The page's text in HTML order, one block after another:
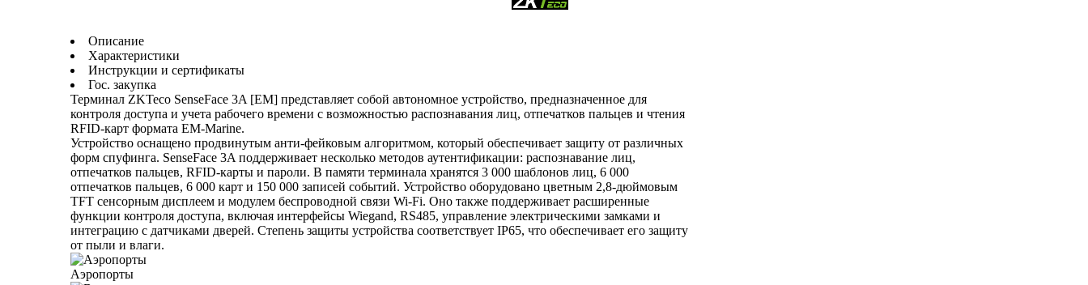
Описание
Характеристики
Инструкции и сертификаты
Гос. закупка
Терминал ZKTeco SenseFace 3A [EM] представляет собой автономное устройство, предназначенное для
контроля доступа и учета рабочего времени с возможностью распознавания лиц, отпечатков пальцев и чтения
RFID-карт формата EM-Marine.
Устройство оснащено продвинутым анти-фейковым алгоритмом, который обеспечивает защиту от различных
форм спуфинга. SenseFace 3A поддерживает несколько методов аутентификации: распознавание лиц,
отпечатков пальцев, RFID-карты и пароли. В памяти терминала хранятся 3 000 шаблонов лиц, 6 000
отпечатков пальцев, 6 000 карт и 150 000 записей событий. Устройство оборудовано цветным 2,8-дюймовым
TFT сенсорным дисплеем и модулем беспроводной связи Wi-Fi. Оно также поддерживает расширенные
функции контроля доступа, включая интерфейсы Wiegand, RS485, управление электрическими замками и
интеграцию с датчиками дверей. Степень защиты устройства соответствует IP65, что обеспечивает его защиту
от пыли и влаги.
Аэропорты